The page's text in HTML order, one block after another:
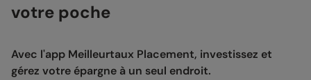
votre poche
Avec l'app Meilleurtaux Placement, investissez et
gérez votre épargne à un seul endroit.